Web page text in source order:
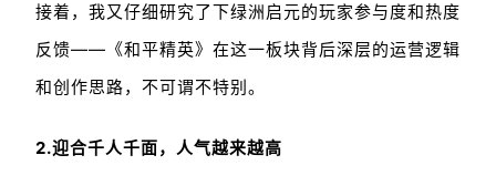
接着，我又仔细研究了下绿洲启元的玩家参与度和热度
反馈——《和平精英》在这一板块背后深层的运营逻辑
和创作思路，不可谓不特别。
2.迎合千人千面，人气越来越高